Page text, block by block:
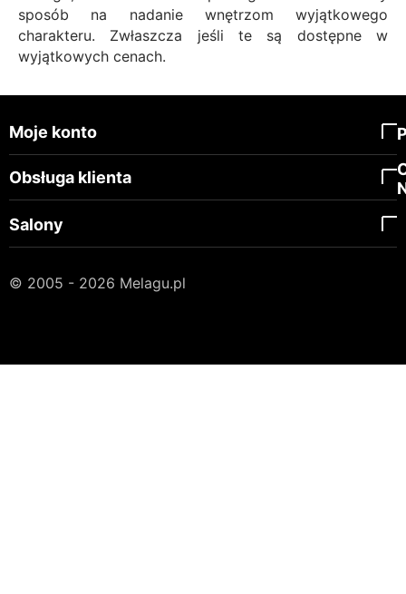
sposób na nadanie wnętrzom wyjątkowego
charakteru. Zwłaszcza jeśli te są dostępne w
wyjątkowych cenach.
Moje konto
Obsługa klienta
Salony
© 2005 - 2026 Melagu.pl